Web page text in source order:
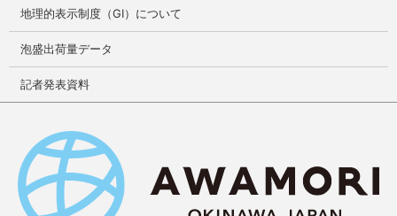
地理的表示制度（GI）について
泡盛出荷量データ
記者発表資料